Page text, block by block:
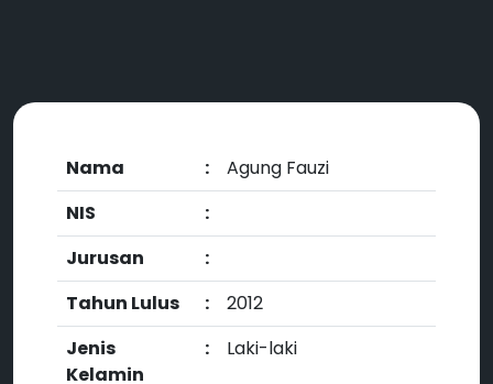
Nama :
Agung Fauzi
NIS
:
Jurusan
:
Tahun Lulus
:
2012
Jenis
Kelamin
: Laki-laki